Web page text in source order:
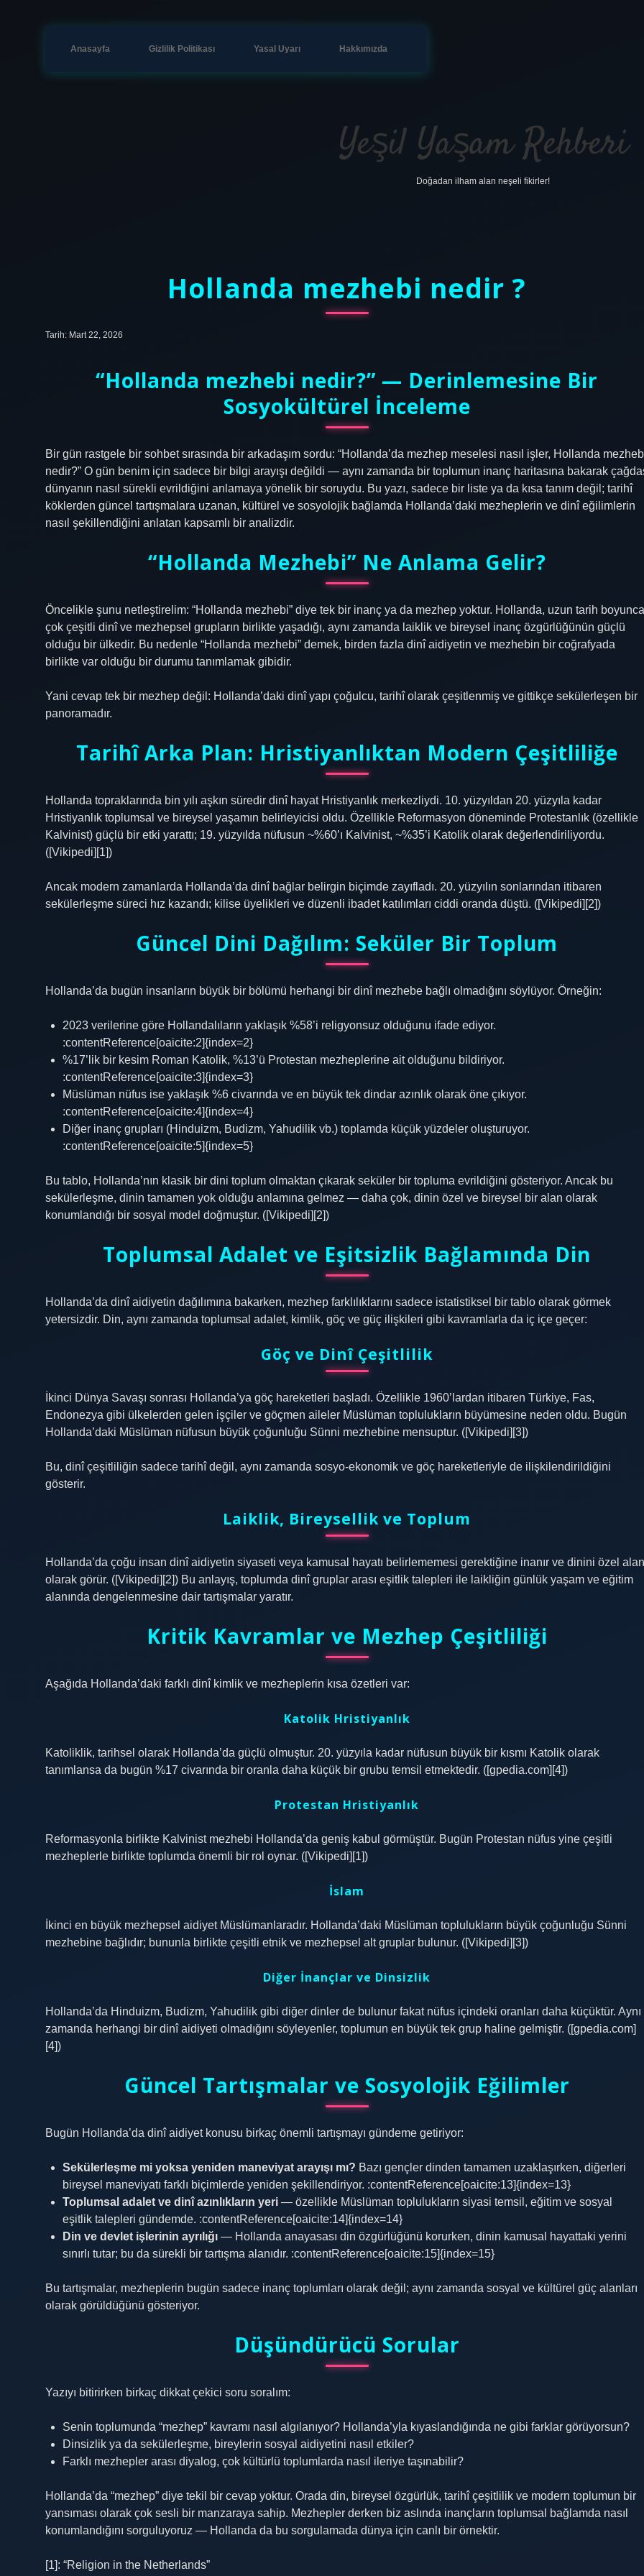
Anasayfa Gizlilik Politikası Yasal Uyarı Hakkımızda
Yeşil Yaşam Rehberi
Doğadan ilham alan neşeli fikirler!
Hollanda mezhebi nedir ?
Tarih: Mart 22, 2026
“Hollanda mezhebi nedir?” — Derinlemesine Bir
Sosyokültürel İnceleme
Bir gün rastgele bir sohbet sırasında bir arkadaşım sordu: “Hollanda’da mezhep meselesi nasıl işler, Hollanda
nedir?” O gün benim için sadece bir bilgi arayışı değildi — aynı zamanda bir toplumun inanç haritasına bakarak
dünyanın nasıl sürekli evrildiğini anlamaya yönelik bir soruydu. Bu yazı, sadece bir liste ya da kısa tanım değil; tarihî
köklerden güncel tartışmalara uzanan, kültürel ve sosyolojik bağlamda Hollanda’daki mezheplerin ve dinî eğilimlerin
nasıl şekillendiğini anlatan kapsamlı bir analizdir.
“Hollanda Mezhebi” Ne Anlama Gelir?
Öncelikle şunu netleştirelim: “Hollanda mezhebi” diye tek bir inanç ya da mezhep yoktur. Hollanda, uzun tarih boyunca
çok çeşitli dinî ve mezhepsel grupların birlikte yaşadığı, aynı zamanda laiklik ve bireysel inanç özgürlüğünün güçlü
olduğu bir ülkedir. Bu nedenle “Hollanda mezhebi” demek, birden fazla dinî aidiyetin ve mezhebin bir coğrafyada
birlikte var olduğu bir durumu tanımlamak gibidir.
Yani cevap tek bir mezhep değil: Hollanda’daki dinî yapı çoğulcu, tarihî olarak çeşitlenmiş ve gittikçe sekülerleşen bir
panoramadır.
Tarihî Arka Plan: Hristiyanlıktan Modern Çeşitliliğe
Hollanda topraklarında bin yılı aşkın süredir dinî hayat Hristiyanlık merkezliydi. 10. yüzyıldan 20. yüzyıla kadar
Hristiyanlık toplumsal ve bireysel yaşamın belirleyicisi oldu. Özellikle Reformasyon döneminde Protestanlık (özellikle
Kalvinist) güçlü bir etki yarattı; 19. yüzyılda nüfusun ~%60’ı Kalvinist, ~%35’i Katolik olarak değerlendiriliyordu.
([Vikipedi][1])
Ancak modern zamanlarda Hollanda’da dinî bağlar belirgin biçimde zayıfladı. 20. yüzyılın sonlarından itibaren
sekülerleşme süreci hız kazandı; kilise üyelikleri ve düzenli ibadet katılımları ciddi oranda düştü. ([Vikipedi][2])
Güncel Dini Dağılım: Seküler Bir Toplum
Hollanda’da bugün insanların büyük bir bölümü herhangi bir dinî mezhebe bağlı olmadığını söylüyor. Örneğin:
2023 verilerine göre Hollandalıların yaklaşık %58’i religyonsuz olduğunu ifade ediyor.
:contentReference[oaicite:2]{index=2}
%17’lik bir kesim Roman Katolik, %13’ü Protestan mezheplerine ait olduğunu bildiriyor.
:contentReference[oaicite:3]{index=3}
Müslüman nüfus ise yaklaşık %6 civarında ve en büyük tek dindar azınlık olarak öne çıkıyor.
:contentReference[oaicite:4]{index=4}
Diğer inanç grupları (Hinduizm, Budizm, Yahudilik vb.) toplamda küçük yüzdeler oluşturuyor.
:contentReference[oaicite:5]{index=5}
Bu tablo, Hollanda’nın klasik bir dini toplum olmaktan çıkarak seküler bir topluma evrildiğini gösteriyor. Ancak bu
sekülerleşme, dinin tamamen yok olduğu anlamına gelmez — daha çok, dinin özel ve bireysel bir alan olarak
konumlandığı bir sosyal model doğmuştur. ([Vikipedi][2])
Toplumsal Adalet ve Eşitsizlik Bağlamında Din
Hollanda’da dinî aidiyetin dağılımına bakarken, mezhep farklılıklarını sadece istatistiksel bir tablo olarak görmek
yetersizdir. Din, aynı zamanda toplumsal adalet, kimlik, göç ve güç ilişkileri gibi kavramlarla da iç içe geçer:
Göç ve Dinî Çeşitlilik
İkinci Dünya Savaşı sonrası Hollanda’ya göç hareketleri başladı. Özellikle 1960’lardan itibaren Türkiye, Fas,
Endonezya gibi ülkelerden gelen işçiler ve göçmen aileler Müslüman toplulukların büyümesine neden oldu. Bugün
Hollanda’daki Müslüman nüfusun büyük çoğunluğu Sünni mezhebine mensuptur. ([Vikipedi][3])
Bu, dinî çeşitliliğin sadece tarihî değil, aynı zamanda sosyo-ekonomik ve göç hareketleriyle de ilişkilendirildiğini
gösterir.
Laiklik, Bireysellik ve Toplum
Hollanda’da çoğu insan dinî aidiyetin siyaseti veya kamusal hayatı belirlememesi gerektiğine inanır ve dinini özel alan
olarak görür. ([Vikipedi][2]) Bu anlayış, toplumda dinî gruplar arası eşitlik talepleri ile laikliğin günlük yaşam ve eğitim
alanında dengelenmesine dair tartışmalar yaratır.
Kritik Kavramlar ve Mezhep Çeşitliliği
Aşağıda Hollanda’daki farklı dinî kimlik ve mezheplerin kısa özetleri var:
Katolik Hristiyanlık
Katoliklik, tarihsel olarak Hollanda’da güçlü olmuştur. 20. yüzyıla kadar nüfusun büyük bir kısmı Katolik olarak
tanımlansa da bugün %17 civarında bir oranla daha küçük bir grubu temsil etmektedir. ([gpedia.com][4])
Protestan Hristiyanlık
Reformasyonla birlikte Kalvinist mezhebi Hollanda’da geniş kabul görmüştür. Bugün Protestan nüfus yine çeşitli
mezheplerle birlikte toplumda önemli bir rol oynar. ([Vikipedi][1])
İslam
İkinci en büyük mezhepsel aidiyet Müslümanlaradır. Hollanda’daki Müslüman toplulukların büyük çoğunluğu Sünni
mezhebine bağlıdır; bununla birlikte çeşitli etnik ve mezhepsel alt gruplar bulunur. ([Vikipedi][3])
Diğer İnançlar ve Dinsizlik
Hollanda’da Hinduizm, Budizm, Yahudilik gibi diğer dinler de bulunur fakat nüfus içindeki oranları daha küçüktür. Aynı
zamanda herhangi bir dinî aidiyeti olmadığını söyleyenler, toplumun en büyük tek grup haline gelmiştir. ([gpedia.com]
[4])
Güncel Tartışmalar ve Sosyolojik Eğilimler
Bugün Hollanda’da dinî aidiyet konusu birkaç önemli tartışmayı gündeme getiriyor:
Sekülerleşme mi yoksa yeniden maneviyat arayışı mı? Bazı gençler dinden tamamen uzaklaşırken, diğerleri
bireysel maneviyatı farklı biçimlerde yeniden şekillendiriyor. :contentReference[oaicite:13]{index=13}
Toplumsal adalet ve dinî azınlıkların yeri — özellikle Müslüman toplulukların siyasi temsil, eğitim ve sosyal
eşitlik talepleri gündemde. :contentReference[oaicite:14]{index=14}
Din ve devlet işlerinin ayrılığı — Hollanda anayasası din özgürlüğünü korurken, dinin kamusal hayattaki yerini
sınırlı tutar; bu da sürekli bir tartışma alanıdır. :contentReference[oaicite:15]{index=15}
Bu tartışmalar, mezheplerin bugün sadece inanç toplumları olarak değil; aynı zamanda sosyal ve kültürel güç alanları
olarak görüldüğünü gösteriyor.
Düşündürücü Sorular
Yazıyı bitirirken birkaç dikkat çekici soru soralım:
Senin toplumunda “mezhep” kavramı nasıl algılanıyor? Hollanda’yla kıyaslandığında ne gibi farklar görüyorsun?
Dinsizlik ya da sekülerleşme, bireylerin sosyal aidiyetini nasıl etkiler?
Farklı mezhepler arası diyalog, çok kültürlü toplumlarda nasıl ileriye taşınabilir?
Hollanda’da “mezhep” diye tekil bir cevap yoktur. Orada din, bireysel özgürlük, tarihî çeşitlilik ve modern toplumun bir
yansıması olarak çok sesli bir manzaraya sahip. Mezhepler derken biz aslında inançların toplumsal bağlamda nasıl
konumlandığını sorguluyoruz — Hollanda da bu sorgulamada dünya için canlı bir örnektir.
[1]: “Religion in the Netherlands”